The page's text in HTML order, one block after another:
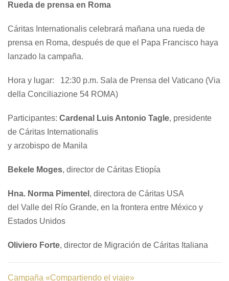
Rueda de prensa en Roma
Cáritas Internationalis celebrará mañana una rueda de
prensa en Roma, después de que el Papa Francisco haya
lanzado la campaña.
Hora y lugar: 12:30 p.m. Sala de Prensa del Vaticano (Via
della Conciliazione 54 ROMA)
Participantes: Cardenal Luis Antonio Tagle, presidente
de Cáritas Internationalis
y arzobispo de Manila
Bekele Moges, director de Cáritas Etiopía
Hna. Norma Pimentel , directora de Cáritas USA
del Valle del Río Grande, en la frontera entre México y
Estados Unidos
Oliviero Forte, director de Migración de Cáritas Italiana
Campaña «Compartiendo el viaje»